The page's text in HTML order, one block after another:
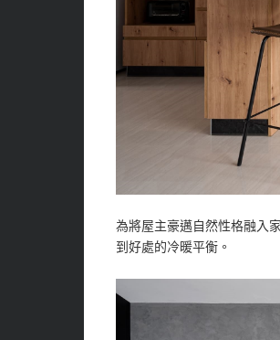
為將屋主豪邁自然性格融入
到好處的冷暖平衡。